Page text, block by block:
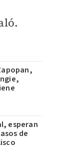
esperan
de